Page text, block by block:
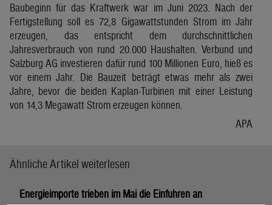
Baubeginn für das Kraftwerk war im Juni 2023. Nach der
Fertigstellung soll es 72,8 Gigawattstunden Strom im Jahr
erzeugen, das entspricht dem durchschnittlichen
Jahresverbrauch von rund 20.000 Haushalten. Verbund und
Salzburg AG investieren dafür rund 100 Millionen Euro, hieß es
vor einem Jahr. Die Bauzeit beträgt etwas mehr als zwei
Jahre, bevor die beiden Kaplan-Turbinen mit einer Leistung
von 14,3 Megawatt Strom erzeugen können.
APA
Ähnliche Artikel weiterlesen
Energieimporte trieben im Mai die Einfuhren an